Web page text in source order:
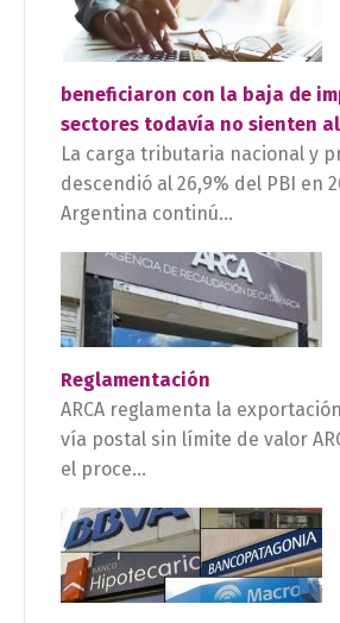
beneficiaron con la baja de
sectores todavía no sienten
La carga tributaria nacional y
descendió al 26,9% del PBI en
Argentina continú...
Reglamentación
ARCA reglamenta la
vía postal sin límite de valor
el proce...